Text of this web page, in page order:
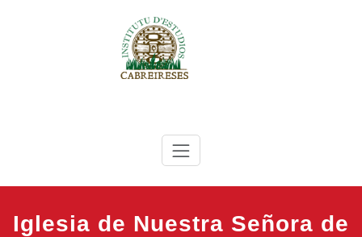
Instituto de Estudios Cabreireses
Iglesia de Nuestra Señora de